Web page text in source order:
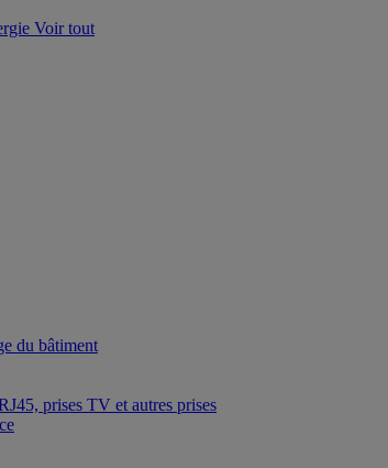
Voir tout
du bâtiment
prises TV et autres prises